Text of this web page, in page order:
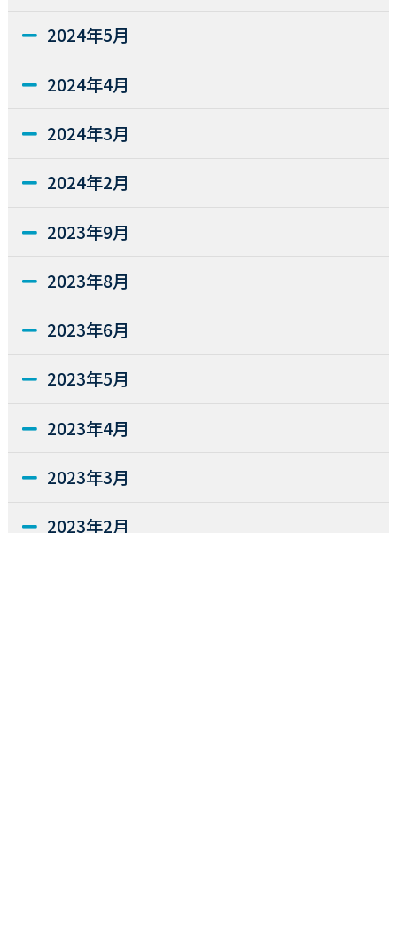
2024年5月
2024年4月
2024年3月
2024年2月
2023年9月
2023年8月
2023年6月
2023年5月
2023年4月
2023年3月
2023年2月